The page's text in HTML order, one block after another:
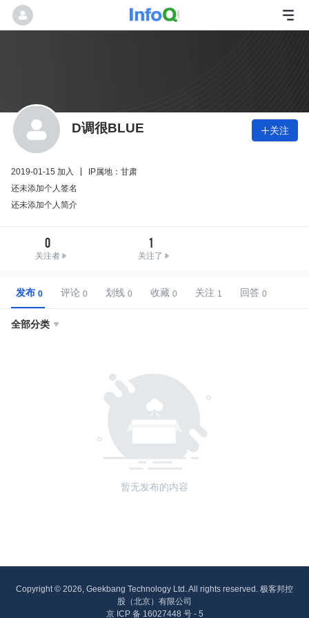
D调很BLUE 关注
2019-01-15 加入
IP属地：甘肃
还未添加个人签名
还未添加个人简介
0
关注者
1
关注了
发布 评论 划线 收藏 关注 回答
全部分类 
暂无发布的内容
Copyright © 2026, Geekbang Technology Ltd. All rights reserved. 极客邦控
股（北京）有限公司
京 ICP 备 16027448 号 - 5